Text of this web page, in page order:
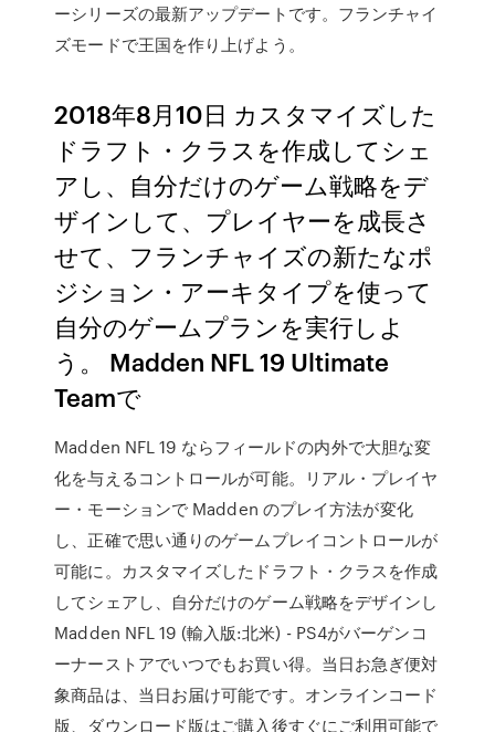
ーシリーズの最新アップデートです。フランチャイ
ズモードで王国を作り上げよう。
2018年8月10日 カスタマイズした
ドラフト・クラスを作成してシェ
アし、自分だけのゲーム戦略をデ
ザインして、プレイヤーを成長さ
せて、フランチャイズの新たなポ
ジション・アーキタイプを使って
自分のゲームプランを実行しよ
う。 Madden NFL 19 Ultimate
Teamで
Madden NFL 19 ならフィールドの内外で大胆な変
化を与えるコントロールが可能。リアル・プレイヤ
ー・モーションで Madden のプレイ方法が変化
し、正確で思い通りのゲームプレイコントロールが
可能に。カスタマイズしたドラフト・クラスを作成
してシェアし、自分だけのゲーム戦略をデザインし
Madden NFL 19 (輸入版:北米) - PS4がバーゲンコ
ーナーストアでいつでもお買い得。当日お急ぎ便対
象商品は、当日お届け可能です。オンラインコード
版、ダウンロード版はご購入後すぐにご利用可能で